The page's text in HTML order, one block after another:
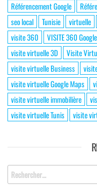
Référencement Google
seo local
Tunisie virtuelle
visite 360
VISITE 360 Google
visite virtuelle 3D
Visite
visite virtuelle Business
visite virtuelle Google Maps
visite virtuelle immobilière
visite virtuelle Tunis
visite
Rechercher
: